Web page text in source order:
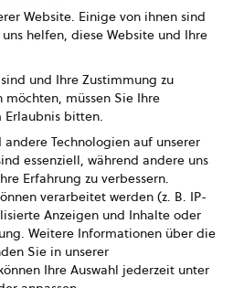
Presse
AGB
GmbH
Bildung
Website. Einige von ihnen sind
helfen, diese Website und Ihre
und Ihre Zustimmung zu
müssen Sie Ihre
Erlaubnis bitten.
Technologien auf unserer
essenziell, während andere uns
Erfahrung zu verbessern.
verarbeitet werden (z. B. IP-
Anzeigen und Inhalte oder
Weitere Informationen über die
Sie in unserer
Ihre Auswahl jederzeit unter